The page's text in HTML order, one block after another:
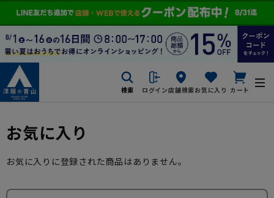
検索 ログイン店舗検索お気に入り カート
お気に入り
お気に入りに登録された商品はありません。